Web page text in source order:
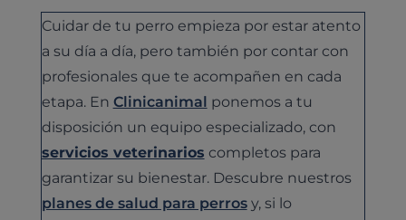
Cuidar de tu perro empieza por estar atento
a su día a día, pero también por contar con
profesionales que te acompañen en cada
etapa. En Clinicanimal ponemos a tu
disposición un equipo especializado, con
servicios veterinarios completos para
garantizar su bienestar. Descubre nuestros
planes de salud para perrosy, si lo